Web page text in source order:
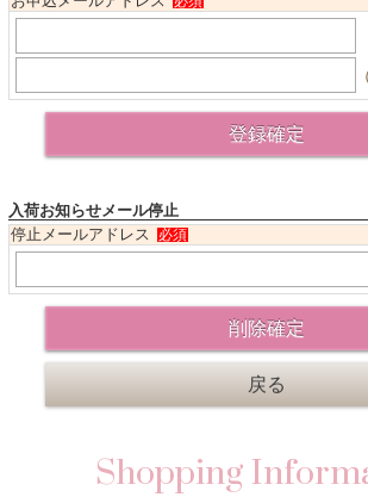
入荷お知らせメール停止
停止メールアドレス
必須
Shopping
サイズの測り
レビューを見る
ニュースレタ
マイページロ
お問い合わせ
電話受付時間：